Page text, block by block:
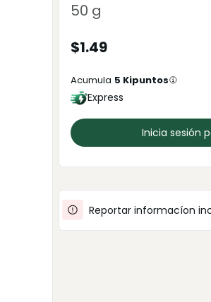
50 g
$1.49
Acumula 5 Kipuntos
Express
Inicia sesión
Reportar informacíon